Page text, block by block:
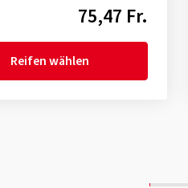
75,47 Fr.
Reifen wählen